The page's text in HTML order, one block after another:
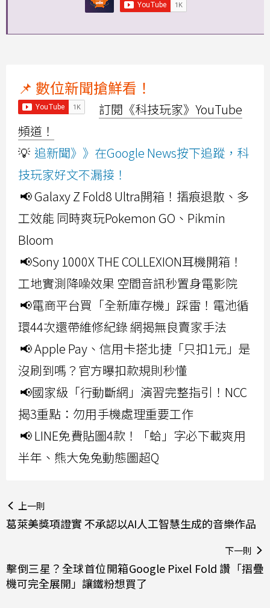
📌 數位新聞搶鮮看！
訂閱《科技玩家》YouTube
頻道！
💡 追新聞》》在Google News按下追蹤，科
技玩家好文不漏接！
📢 Galaxy Z Fold8 Ultra開箱！摺痕退散、多
工效能 同時爽玩Pokemon GO、Pikmin
Bloom
📢Sony 1000X THE COLLEXION耳機開箱！
工地實測降噪效果 空間音訊秒置身電影院
📢電商平台買「全新庫存機」踩雷！電池循
環44次還帶維修紀錄 網揭無良賣家手法
📢 Apple Pay、信用卡搭北捷「只扣1元」是
沒刷到嗎？官方曝扣款規則秒懂
📢國家級「行動斷網」演習完整指引！NCC
揭3重點：勿用手機處理重要工作
📢 LINE免費貼圖4款！「蛤」字必下載爽用
半年、熊大兔兔動態圖超Q
上一則
葛萊美獎項證實 不承認以AI人工智慧生成的音樂作品
下一則
擊倒三星？全球首位開箱Google Pixel Fold 讚「摺疊
機可完全展開」讓鐵粉想買了